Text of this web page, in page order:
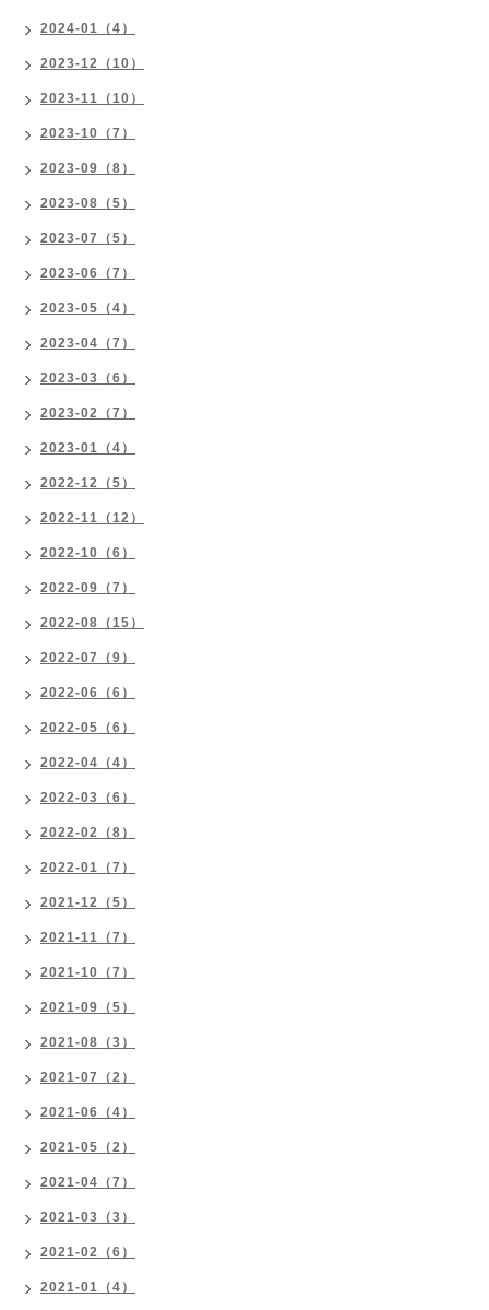
2024-01（4）
2023-12（10）
2023-11（10）
2023-10（7）
2023-09（8）
2023-08（5）
2023-07（5）
2023-06（7）
2023-05（4）
2023-04（7）
2023-03（6）
2023-02（7）
2023-01（4）
2022-12（5）
2022-11（12）
2022-10（6）
2022-09（7）
2022-08（15）
2022-07（9）
2022-06（6）
2022-05（6）
2022-04（4）
2022-03（6）
2022-02（8）
2022-01（7）
2021-12（5）
2021-11（7）
2021-10（7）
2021-09（5）
2021-08（3）
2021-07（2）
2021-06（4）
2021-05（2）
2021-04（7）
2021-03（3）
2021-02（6）
2021-01（4）